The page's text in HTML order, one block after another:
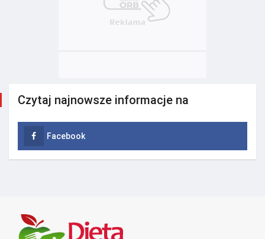
Czytaj najnowsze informacje na
Facebook